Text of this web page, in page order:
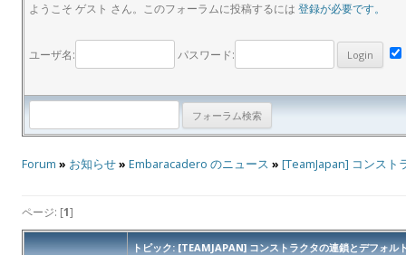
ようこそ ゲスト さん。このフォーラムに投稿するには 登録が必要です。
ユーザ名: パスワード:
Forum » お知らせ» Embaracadero のニュース » [TeamJapan] コンスト
ページ: [1]
トピック: [TEAMJAPAN] コンストラクタの連鎖とデフォル